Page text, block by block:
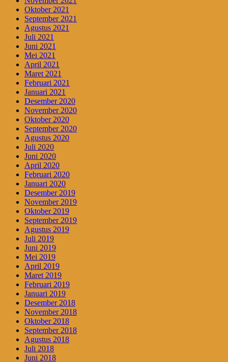
Oktober 2021
September 2021
Agustus 2021
Juli 2021
Juni 2021
Mei 2021
April 2021
Maret 2021
Februari 2021
Januari 2021
Desember 2020
November 2020
Oktober 2020
September 2020
Agustus 2020
Juli 2020
Juni 2020
April 2020
Februari 2020
Januari 2020
Desember 2019
November 2019
Oktober 2019
September 2019
Agustus 2019
Juli 2019
Juni 2019
Mei 2019
April 2019
Maret 2019
Februari 2019
Januari 2019
Desember 2018
November 2018
Oktober 2018
September 2018
Agustus 2018
Juli 2018
Juni 2018